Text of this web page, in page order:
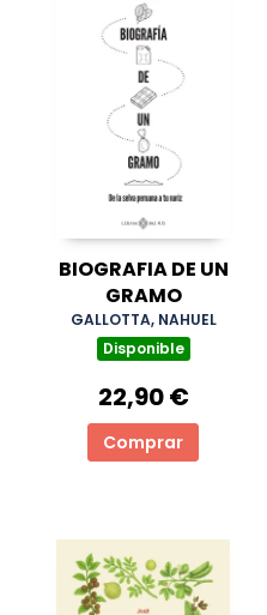
BIOGRAFIA DE UN
GRAMO
GALLOTTA, NAHUEL
Disponible
22,90 €
Comprar